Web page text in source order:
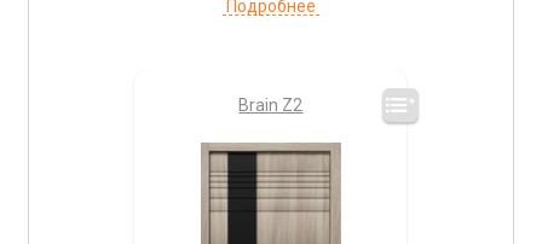
воздействия света и влаги. Такие двери легко
прослужат вам долго и будут радовать своим
Brain Z2